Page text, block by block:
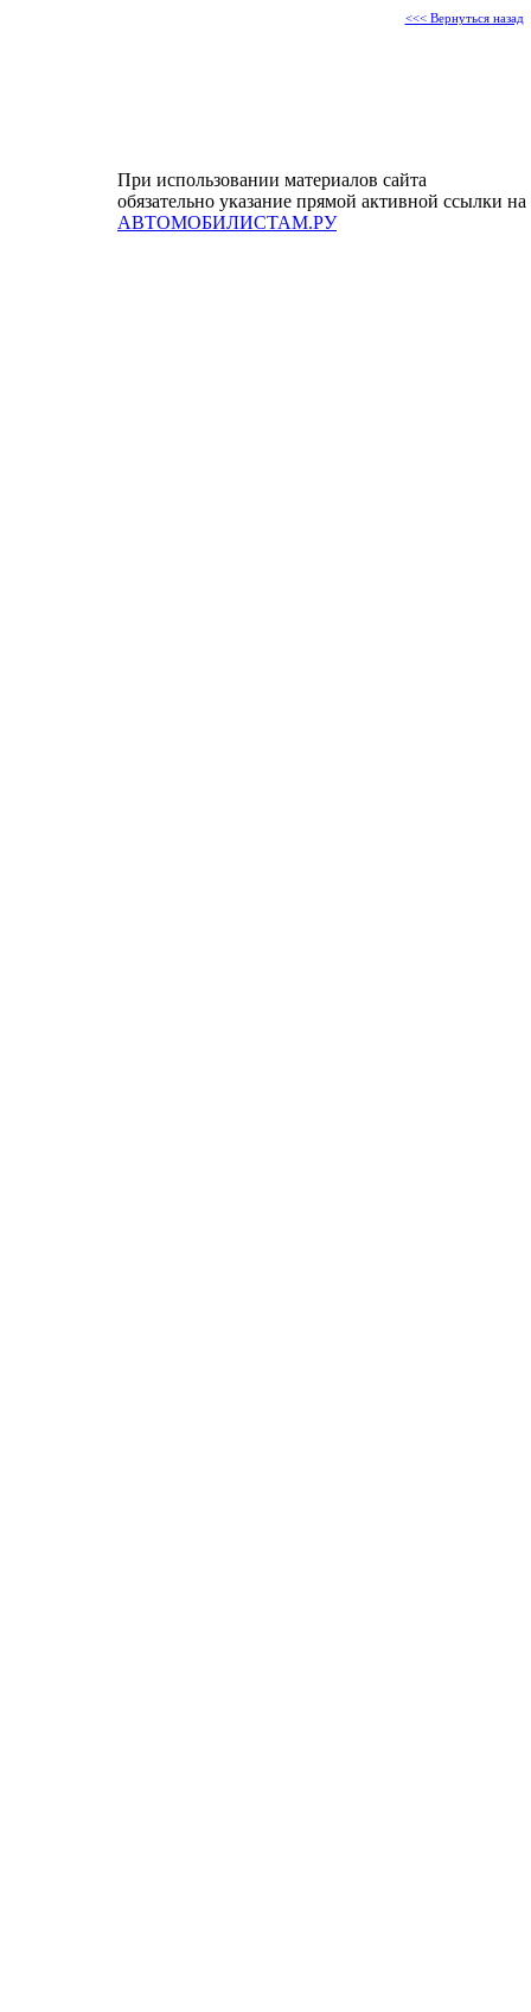
<<< Вернуться назад
При использовании материалов сайта
обязательно указание прямой активной ссылки на
АВТОМОБИЛИСТАМ.РУ